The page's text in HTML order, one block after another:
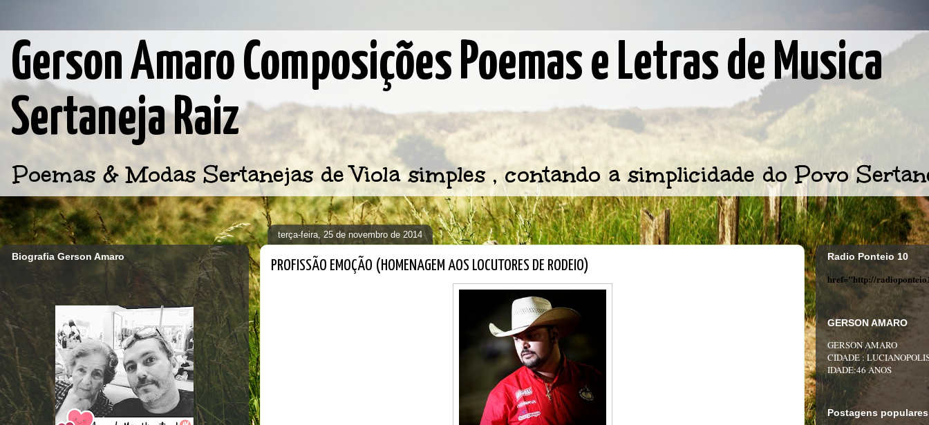
Gerson Amaro Composições Poemas e Letras de Musica
Sertaneja Raiz
Poemas & Modas Sertanejas de Viola simples , contando a simplicidade do Povo
terça-feira, 25 de novembro de 2014
PROFISSÃO EMOÇÃO (HOMENAGEM AOS LOCUTORES DE RODEIO)
Biografia Gerson Amaro Radio Ponteio 10
href="http://
GERSON AMARO
GERSON AMARO
CIDADE :
IDADE:46 ANOS
Postagens populares